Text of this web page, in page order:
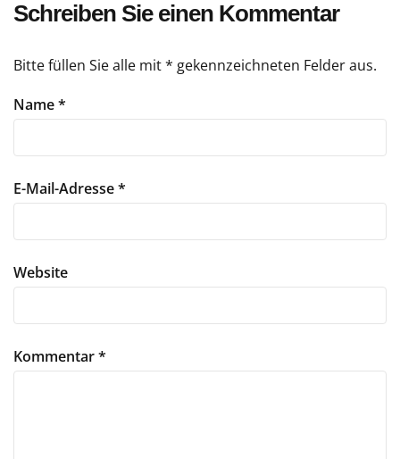
Schreiben Sie einen Kommentar
Bitte füllen Sie alle mit * gekennzeichneten Felder aus.
Name*
E-Mail-Adresse*
Website
Kommentar*